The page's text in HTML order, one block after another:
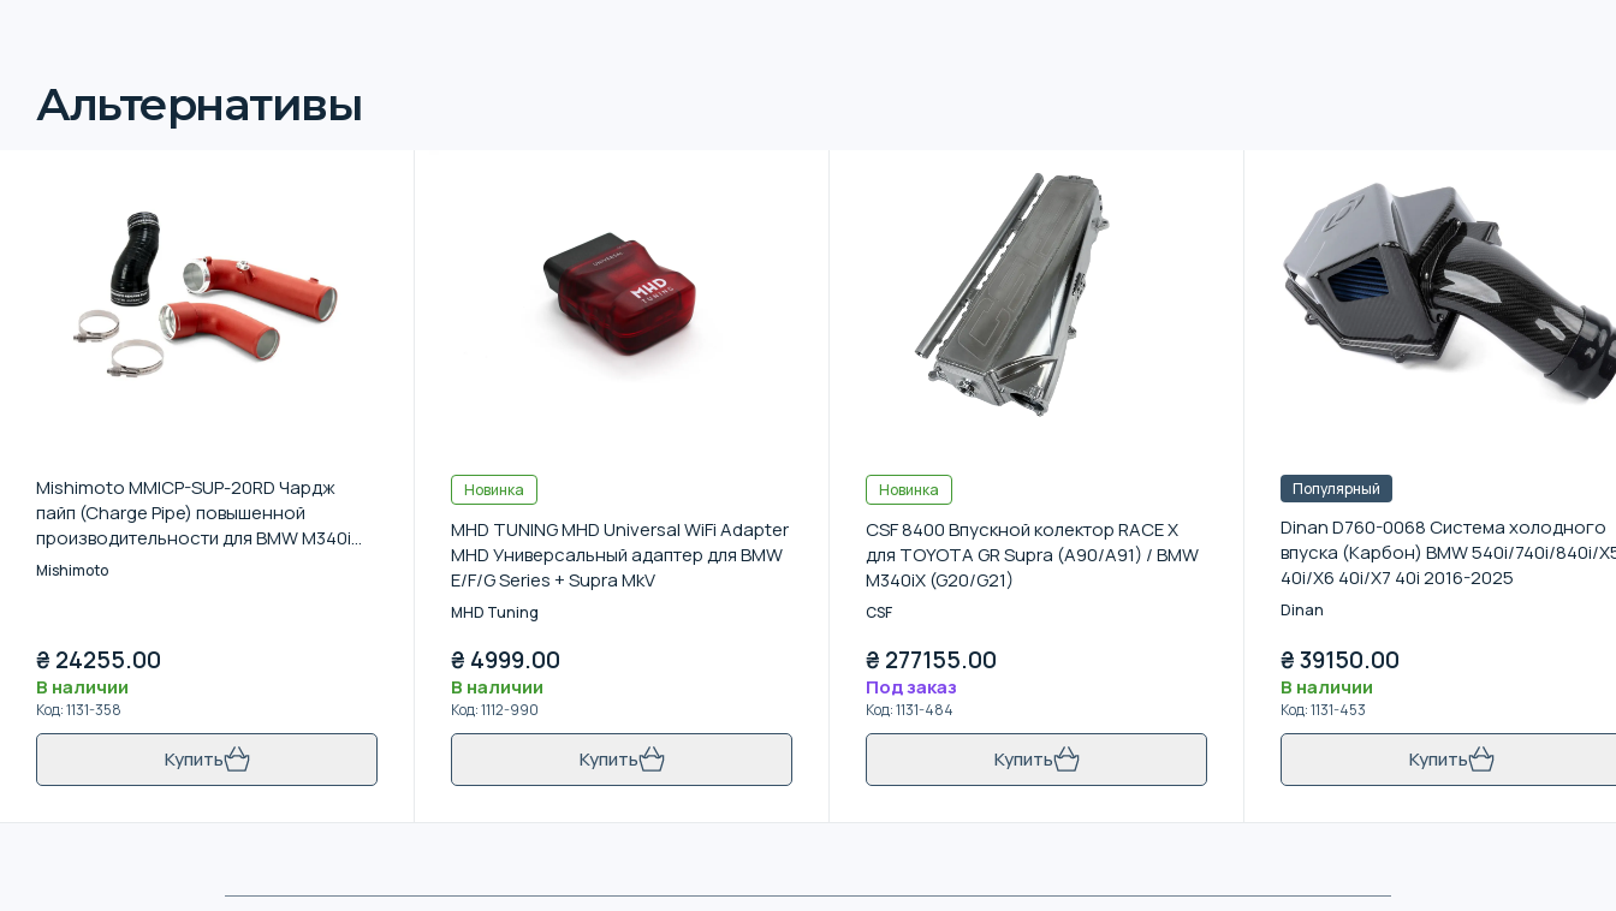
Альтернативы
Mishimoto MMICP-SUP-20RD Чардж
пайп (Charge Pipe) повышенной
производительности для BMW M340i
(G20)/Z4 (G29) 3.0L 2019+ (Красный)
Mishimoto
₴ 24255.00
В наличии
Код:1131-358
Купить
Новинка
MHD TUNING MHD Universal WiFi Adapter
MHD Универсальный адаптер для BMW
E/F/G Series + Supra MkV
MHD Tuning
₴ 4999.00
В наличии
Код:1112-990
Купить
Новинка
CSF 8400 Впускной колектор RACE X
для TOYOTA GR Supra (A90/A91) / BMW
M340iX (G20/G21)
CSF
₴ 277155.00
Под заказ
Код:1131-484
Купить
Популярный
Dinan D760-0068 Система холодного
впуска (Карбон) BMW 540i/740i/840i/
40i/X6 40i/X7 40i 2016-2025
Dinan
₴39150.00
В наличии
Код:1131-453
Купить